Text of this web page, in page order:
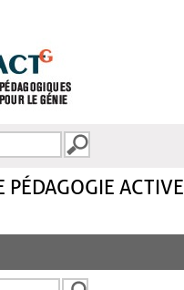
PÉDAGOGIE ACTIVE